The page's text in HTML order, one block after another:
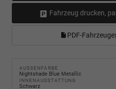
Fahrzeug drucken,
PDF-
AUSSENFARBE
Nightshade Blue Metallic
INNENAUSSTATTUNG
Schwarz